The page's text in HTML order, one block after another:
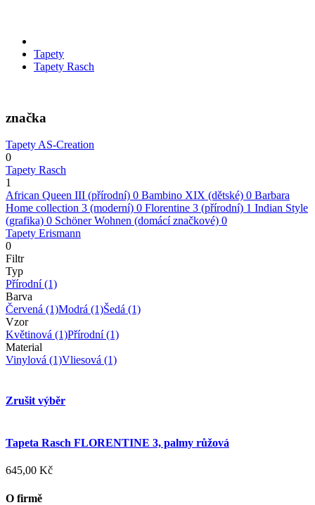
Tapety
Tapety Rasch
značka
Tapety AS-Creation
0
Tapety Rasch
1
African Queen III (přírodní) 0 Bambino XIX (dětské) 0 Barbara
Home collection 3 (moderní) 0 Florentine 3 (přírodní) 1 Indian Style
(grafika) 0 Schöner Wohnen (domácí značkové) 0
Tapety Erismann
0
Filtr
Typ
Přírodní(1)
Barva
Červená (1)Modrá (1)Šedá (1)
Vzor
Květinová (1)Přírodní(1)
Material
Vinylová (1)Vliesová (1)
Zrušit výběr
Tapeta Rasch FLORENTINE 3, palmy růžová
645,00 Kč
O firmě